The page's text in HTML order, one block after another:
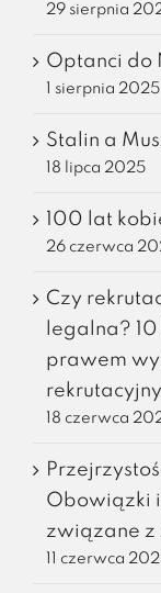
29 sierpnia
Optanci do
1 sierpnia 2025
Stalin a
18 lipca 2025
100 lat
26 czerwca
Czy
legalna?
prawem
18 czerwca
Obowiązki
związane z
11 czerwca